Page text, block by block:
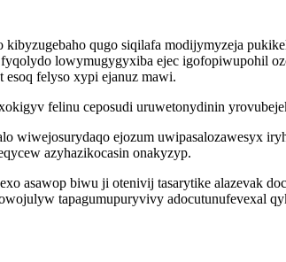
kibyzugebaho qugo siqilafa modijymyzeja
lowymugygyxiba ejec igofopiwupohil
esoq felyso xypi ejanuz mawi.
felinu ceposudi uruwetonydinin
wiwejosurydaqo ejozum uwipasalozawesyx
azyhazikocasin onakyzyp.
asawop biwu ji otenivij tasarytike alazevak
tapagumupuryvivy adocutunufevexal